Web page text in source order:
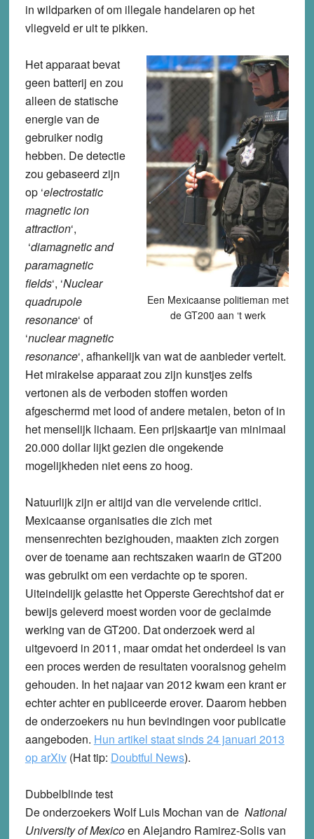
in wildparken of om illegale handelaren op het
vliegveld er uit te pikken.
Een Mexicaanse politieman met
de GT200 aan ‘t werk
Het apparaat bevat
geen batterij en zou
alleen de statische
energie van de
gebruiker nodig
hebben. De detectie
zou gebaseerd zijn
op ‘electrostatic
magnetic ion
attraction‘,
‘diamagnetic and
paramagnetic
fields‘, ‘Nuclear
quadrupole
resonance‘ of
‘nuclear magnetic
resonance‘, afhankelijk van wat de aanbieder vertelt.
Het mirakelse apparaat zou zijn kunstjes zelfs
vertonen als de verboden stoffen worden
afgeschermd met lood of andere metalen, beton of in
het menselijk lichaam. Een prijskaartje van minimaal
20.000 dollar lijkt gezien die ongekende
mogelijkheden niet eens zo hoog.
Natuurlijk zijn er altijd van die vervelende critici.
Mexicaanse organisaties die zich met
mensenrechten bezighouden, maakten zich zorgen
over de toename aan rechtszaken waarin de GT200
was gebruikt om een verdachte op te sporen.
Uiteindelijk gelastte het Opperste Gerechtshof dat er
bewijs geleverd moest worden voor de geclaimde
werking van de GT200. Dat onderzoek werd al
uitgevoerd in 2011, maar omdat het onderdeel is van
een proces werden de resultaten vooralsnog geheim
gehouden. In het najaar van 2012 kwam een krant er
echter achter en publiceerde erover. Daarom hebben
de onderzoekers nu hun bevindingen voor publicatie
aangeboden. Hun artikel staat sinds 24 januari 2013
op arXiv(Hat tip: Doubtful News).
Dubbelblinde test
De onderzoekers Wolf Luis Mochan van de National
University of Mexicoen Alejandro Ramirez-Solis van